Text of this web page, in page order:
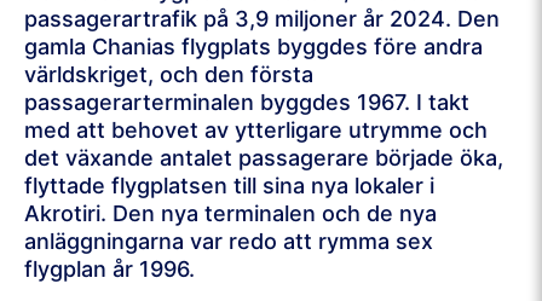
passagerartrafik på 3,9 miljoner år 2024. Den
gamla Chanias flygplats byggdes före andra
världskriget, och den första
passagerarterminalen byggdes 1967. I takt
med att behovet av ytterligare utrymme och
det växande antalet passagerare började öka,
flyttade flygplatsen till sina nya lokaler i
Akrotiri. Den nya terminalen och de nya
anläggningarna var redo att rymma sex
flygplan år 1996.